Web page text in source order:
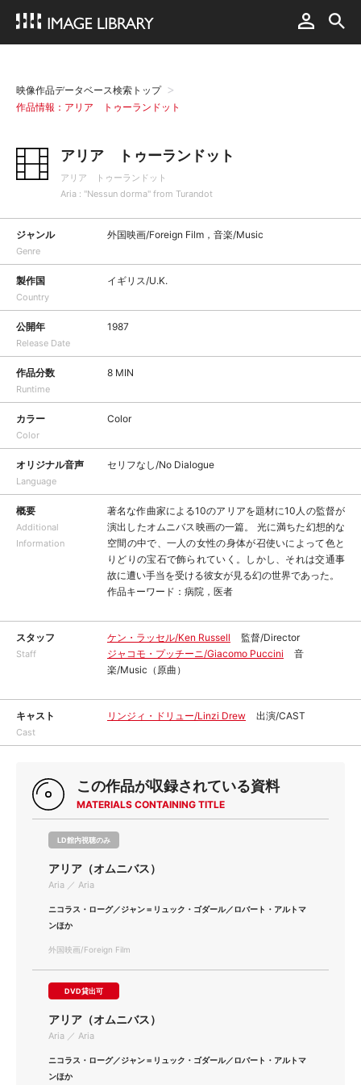
映像作品データベース検索トップ
作品情報：アリア トゥーランドット
アリア トゥーランドット
アリア トゥーランドット
Aria : "Nessun dorma" from Turandot
ジャンル
Genre
外国映画/Foreign Film，音楽/Music
製作国
Country
イギリス/U.K.
公開年
Release Date
1987
作品分数
Runtime
8 MIN
カラー
Color
Color
オリジナル音声
Language
セリフなし/No Dialogue
概要
Additional
Information
著名な作曲家による10のアリアを題材に10人の監督が
演出したオムニバス映画の一篇。 光に満ちた幻想的な
空間の中で、一人の女性の身体が召使いによって色と
りどりの宝石で飾られていく。しかし、それは交通事
故に遭い手当を受ける彼女が見る幻の世界であった。
作品キーワード：病院，医者
スタッフ
Staff
ケン・ラッセル/Ken Russell
監督/Director
ジャコモ・プッチーニ/Giacomo Puccini
音
楽/Music（原曲）
キャスト
Cast
リンジィ・ドリュー/Linzi Drew 出演/CAST
この作品が収録されている資料
MATERIALS CONTAINING TITLE
LD館内視聴のみ
アリア（オムニバス）
Aria ／ Aria
ニコラス・ローグ／ジャン＝リュック・ゴダール／ロバート・アルトマ
ンほか
外国映画/Foreign Film
DVD貸出可
アリア（オムニバス）
Aria ／ Aria
ニコラス・ローグ／ジャン＝リュック・ゴダール／ロバート・アルトマ
ンほか